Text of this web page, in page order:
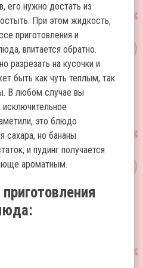
его нужно достать из
При этом жидкость,
приготовления и
впитается обратно.
разрезать на кусочки и
быть как чуть теплым, так
В любом случае вы
это блюдо
сахара, но бананы
и пудинг получается
ароматным.